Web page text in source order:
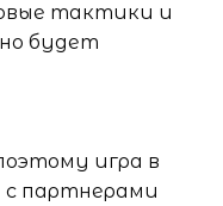
тактики и
будет
игра в
партнерами